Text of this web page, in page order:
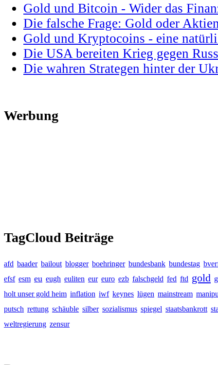
Gold und Bitcoin - Wider das
Die falsche Frage: Gold oder
Gold und Kryptocoins - eine
Die USA bereiten Krieg gegen
Die wahren Strategen hinter der
Werbung
TagCloud Beiträge
afd baader bailout blogger boehringer bundesbank bundestag
efsf esm eu eugh euliten eur euro ezb falschgeld fed ftd gold
holt unser gold heim inflation iwf keynes lügen mainstream
putsch rettung schäuble silber sozialismus spiegel staatsbankrott
weltregierung zensur